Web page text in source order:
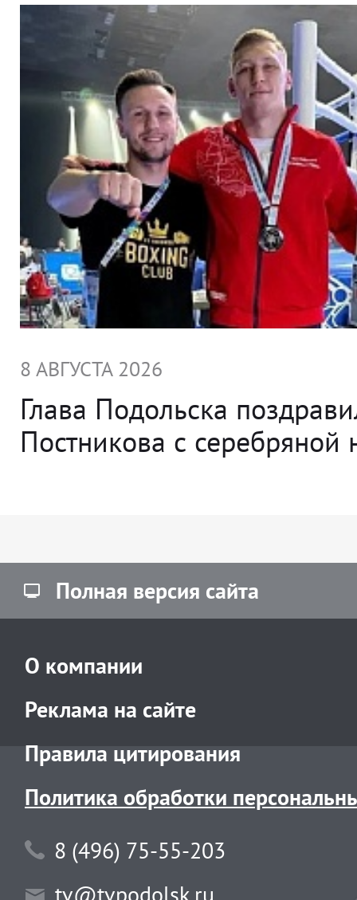
8 АВГУСТА 2026
Глава Подольска
Постникова с серебряной
Полная версия сайта
О компании
Реклама на сайте
Правила цитирования
Политика обработки
8 (496) 75-55-203